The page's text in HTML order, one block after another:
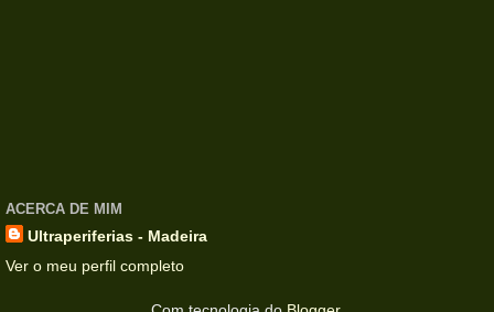
ACERCA DE MIM
Ultraperiferias - Madeira
Ver o meu perfil completo